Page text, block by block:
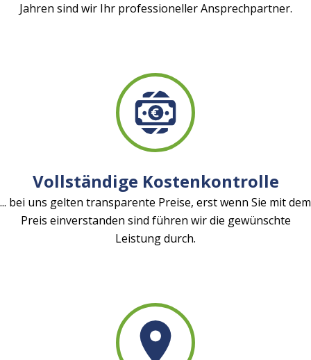
Jahren sind wir Ihr professioneller Ansprechpartner.
Vollständige Kostenkontrolle
... bei uns gelten transparente Preise, erst wenn Sie mit dem
Preis einverstanden sind führen wir die gewünschte
Leistung durch.